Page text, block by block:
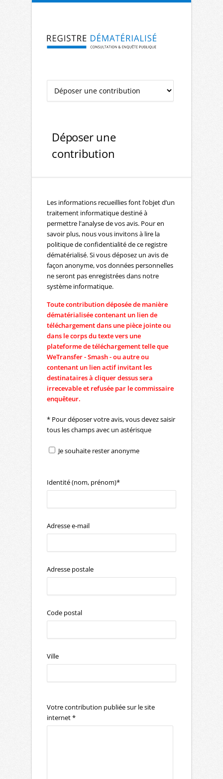
Aller à la navigation Aller au contenu
Déposer une
contribution
Les informations recueillies font l’objet d’un
traitement informatique destiné à
permettre l'analyse de vos avis. Pour en
savoir plus, nous vous invitons à lire la
politique de confidentialité de ce registre
dématérialisé. Si vous déposez un avis de
façon anonyme, vos données personnelles
ne seront pas enregistrées dans notre
système informatique.
Toute contribution déposée de manière
dématérialisée contenant un lien de
téléchargement dans une pièce jointe ou
dans le corps du texte vers une
plateforme de téléchargement telle que
WeTransfer - Smash - ou autre ou
contenant un lien actif invitant les
destinataires à cliquer dessus sera
irrecevable et refusée par le commissaire
enquêteur.
* Pour déposer votre avis, vous devez saisir
tous les champs avec un astérisque
Je souhaite rester anonyme
Identité (nom, prénom)*
Adresse e-mail
Adresse postale
Code postal
Ville
Votre contribution publiée sur le site
internet *